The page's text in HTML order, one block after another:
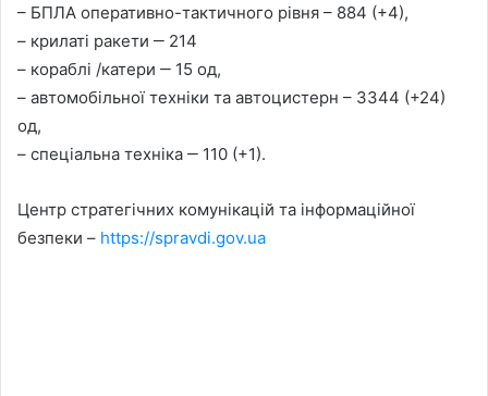
– БПЛА оперативно-тактичного рівня – 884 (+4),
– крилаті ракети ‒ 214
– кораблі /катери ‒ 15 од,
– автомобільної техніки та автоцистерн – 3344 (+24)
од,
– спеціальна техніка ‒ 110 (+1).
Центр стратегічних комунікацій та інформаційної
безпеки – https://spravdi.gov.ua